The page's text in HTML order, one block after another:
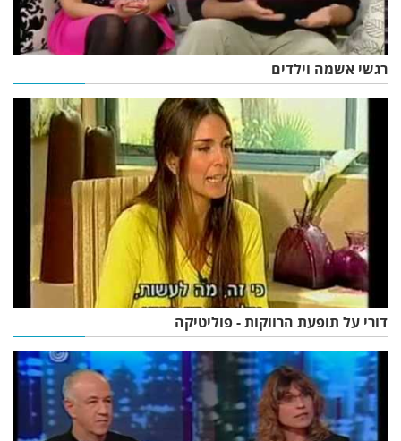
רגשי אשמה וילדים
דורי על תופעת הרווקות - פוליטיקה